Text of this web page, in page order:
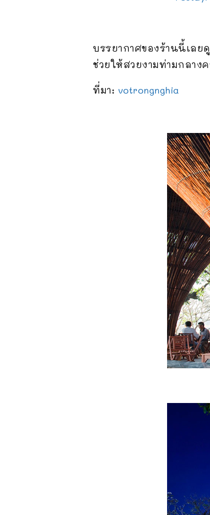
บรรยากาศของร้านนี้เลย
ช่วยให้สวยงามท่ามกลาง
ที่มา: votrongnghia